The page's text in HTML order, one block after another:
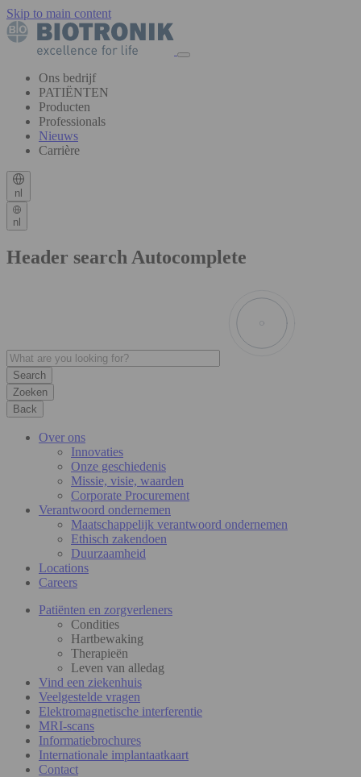
Skip to main content
Ons bedrijf
PATIËNTEN
Producten
Professionals
Nieuws
Carrière
nl
nl
Header search Autocomplete
Zoeken
Back
Over ons
Innovaties
Onze geschiedenis
Missie, visie, waarden
Corporate Procurement
Verantwoord ondernemen
Maatschappelijk verantwoord ondernemen
Ethisch zakendoen
Duurzaamheid
Locations
Careers
Patiënten en zorgverleners
Condities
Hartbewaking
Therapieën
Leven van alledag
Vind een ziekenhuis
Veelgestelde vragen
Elektromagnetische interferentie
MRI-scans
Informatiebrochures
Internationale implantaatkaart
Contact